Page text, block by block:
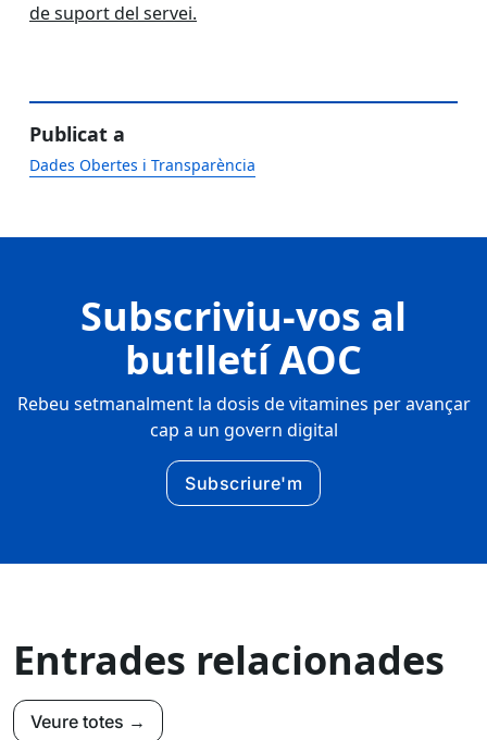
de suport del servei.
Publicat a
Dades Obertes i Transparència
Subscriviu-vos al
butlletí AOC
Rebeu setmanalment la dosis de vitamines per avançar
cap a un govern digital
Subscriure'm
Entrades relacionades
Veure totes →